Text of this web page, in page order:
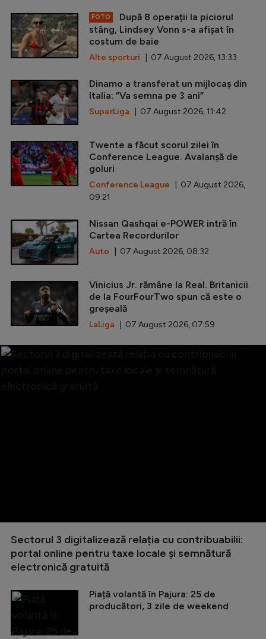
FOTO
După 8 operații la piciorul
stâng, Lindsey Vonn s-a afișat în
costum de baie
Alte sporturi | 07 August 2026, 13:33
Dinamo a transferat un mijlocaș din
Italia: ”Va semna pe 3 ani”
SuperLiga | 07 August 2026, 11:42
Twente a făcut scorul zilei în
Conference League. Avalanșă de
goluri
Conference League | 07 August 2026,
09:21
Nissan Qashqai e-POWER intră în
Cartea Recordurilor
Auto | 07 August 2026, 08:32
Vinicius Jr. rămâne la Real. Britanicii
de la FourFourTwo spun că este o
greșeală
LaLiga | 07 August 2026, 07:59
Sectorul 3 digitalizează relația cu contribuabilii:
portal online pentru taxe locale și semnătură
electronică gratuită
Piață volantă în Pajura: 25 de
producători, 3 zile de weekend